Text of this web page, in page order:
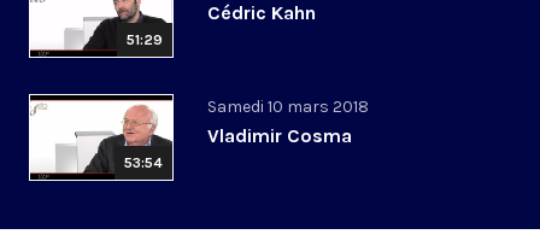
51:29
Cédric Kahn
53:54
Samedi 10 mars 2018
Vladimir Cosma